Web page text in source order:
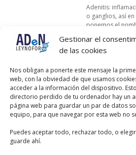
Gestionar el
de las cookies
Nos obligan a ponerte este mensaje la
web, con la obviedad de que usamos
acceder a la información del dispositivo.
directorio perdido de tu ordenador hay un
página web para guardar un par de datos
equipo, para que navegar por esta web no
Puedes aceptar todo, rechazar todo, o
guarde ahí.
Adenitis:
o ganglios, así
ponemos el
caso, Dacrio:
el nombre
inflamación del
Luego desde
cada una y que
Pero si tenemos
cada cosa
el nombre, el